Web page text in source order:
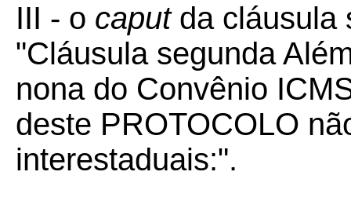
III - o caputda cláusula
"Cláusula segunda
nona do Convênio
deste PROTOCOLO
interestaduais:".